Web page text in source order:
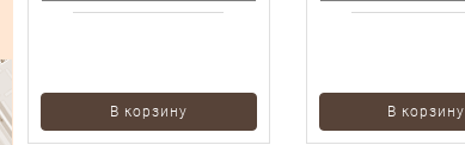
В корзину В корзину